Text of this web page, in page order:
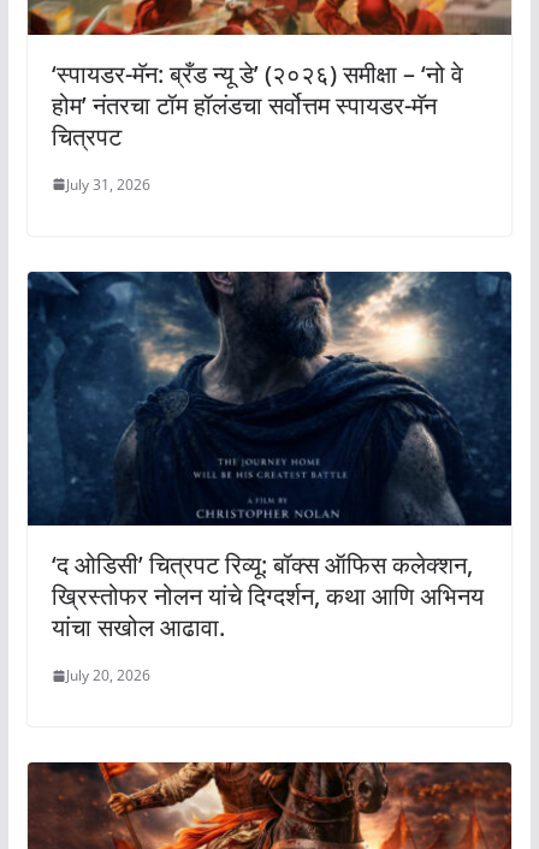
‘स्पायडर-मॅन: ब्रँड न्यू डे’ (२०२६) समीक्षा – ‘नो वे
होम’ नंतरचा टॉम हॉलंडचा सर्वोत्तम स्पायडर-मॅन
चित्रपट
July 31, 2026
‘द ओडिसी’ चित्रपट रिव्यू: बॉक्स ऑफिस कलेक्शन,
ख्रिस्तोफर नोलन यांचे दिग्दर्शन, कथा आणि अभिनय
यांचा सखोल आढावा.
July 20, 2026